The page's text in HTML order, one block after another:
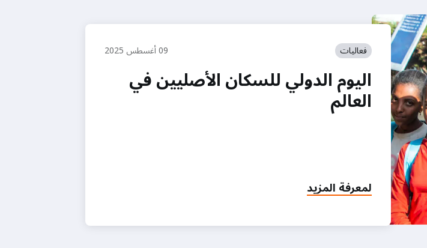
فعاليات 09 أغسطس 2025
اليوم الدولي للسكان الأصليين في
العالم
لمعرفة المزيد